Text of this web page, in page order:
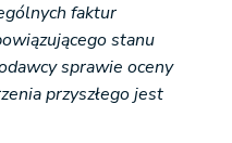
faktur
stanu
sprawie oceny
przyszłego jest